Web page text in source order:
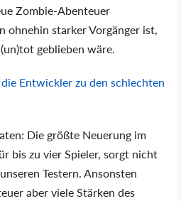
Zombie-Abenteuer
ohnehin starker Vorgänger ist,
geblieben wäre.
Entwickler zu den schlechten
Die größte Neuerung im
bis zu vier Spieler, sorgt nicht
Testern. Ansonsten
aber viele Stärken des